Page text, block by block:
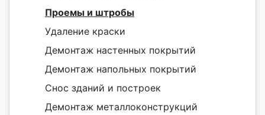
Проемы и штробы
Удаление краски
Демонтаж настенных покрытий
Демонтаж напольных покрытий
Снос зданий и построек
Демонтаж металлоконструкций